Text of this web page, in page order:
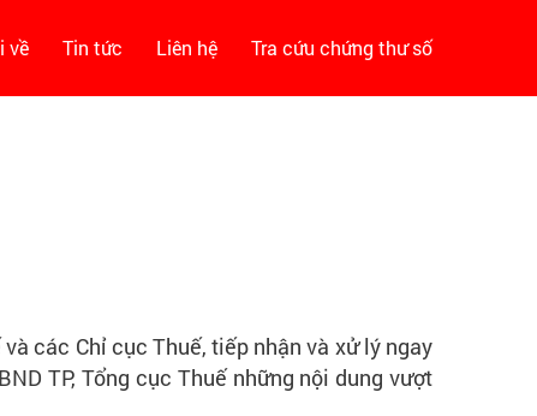
về Tin tức Liên hệ Tra cứu chứng thư số
các Chỉ cục Thuế, tiếp nhận và xử lý ngay
TP, Tổng cục Thuế những nội dung vượt